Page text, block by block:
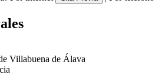
Villabuena de Álava